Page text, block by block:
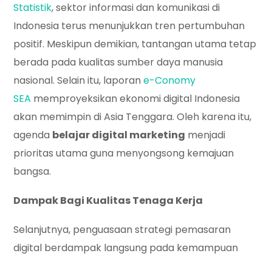
Statistik, sektor informasi dan komunikasi di
Indonesia terus menunjukkan tren pertumbuhan
positif. Meskipun demikian, tantangan utama tetap
berada pada kualitas sumber daya manusia
nasional. Selain itu, laporan e-Conomy
SEA memproyeksikan ekonomi digital Indonesia
akan memimpin di Asia Tenggara. Oleh karena itu,
agenda belajar digital marketing menjadi
prioritas utama guna menyongsong kemajuan
bangsa.
Dampak Bagi Kualitas Tenaga Kerja
Selanjutnya, penguasaan strategi pemasaran
digital berdampak langsung pada kemampuan